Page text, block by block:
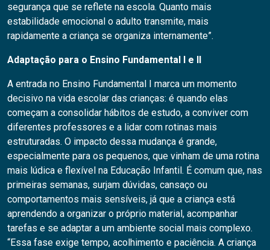
segurança que se reflete na escola. Quanto mais
estabilidade emocional o adulto transmite, mais
rapidamente a criança se organiza internamente”.
Adaptação para o Ensino Fundamental I e II
A entrada no Ensino Fundamental I marca um momento
decisivo na vida escolar das crianças: é quando elas
começam a consolidar hábitos de estudo, a conviver com
diferentes professores e a lidar com rotinas mais
estruturadas. O impacto dessa mudança é grande,
especialmente para os pequenos, que vinham de uma rotina
mais lúdica e flexível na Educação Infantil. É comum que, nas
primeiras semanas, surjam dúvidas, cansaço ou
comportamentos mais sensíveis, já que a criança está
aprendendo a organizar o próprio material, acompanhar
tarefas e se adaptar a um ambiente social mais complexo.
“Essa fase exige tempo, acolhimento e paciência. A criança